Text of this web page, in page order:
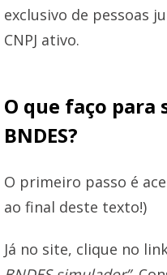
exclusivo de pessoas
CNPJ ativo.
O que faço
BNDES?
O primeiro passo é
ao final deste texto!)
Já no site, clique no